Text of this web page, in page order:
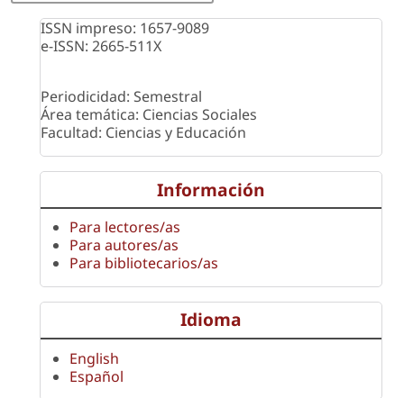
ISSN impreso: 1657-9089
e-ISSN: 2665-511X
Periodicidad: Semestral
Área temática: Ciencias Sociales
Facultad: Ciencias y Educación
Información
Para lectores/as
Para autores/as
Para bibliotecarios/as
Idioma
English
Español